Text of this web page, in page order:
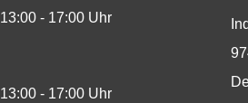
13:00 - 17:00 Uhr
13:00 - 17:00 Uhr